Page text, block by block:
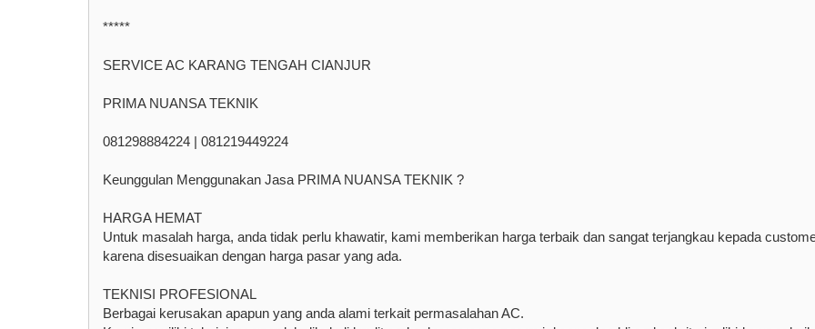
*****
SERVICE AC KARANG TENGAH CIANJUR
PRIMA NUANSA TEKNIK
081298884224 | 081219449224
Keunggulan Menggunakan Jasa PRIMA NUANSA TEKNIK ?
HARGA HEMAT
Untuk masalah harga, anda tidak perlu khawatir, kami memberikan harga terbaik dan sangat terjangkau kepada
karena disesuaikan dengan harga pasar yang ada.
TEKNISI PROFESIONAL
Berbagai kerusakan apapun yang anda alami terkait permasalahan AC.